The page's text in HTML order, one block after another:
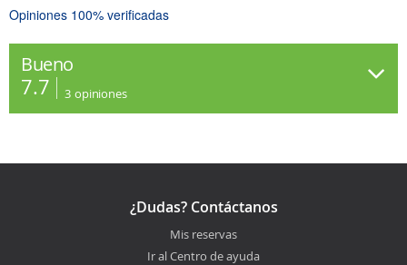
Opiniones 100% verificadas
Bueno
7.7 3 opiniones
¿Dudas? Contáctanos
Mis reservas
Ir al Centro de ayuda